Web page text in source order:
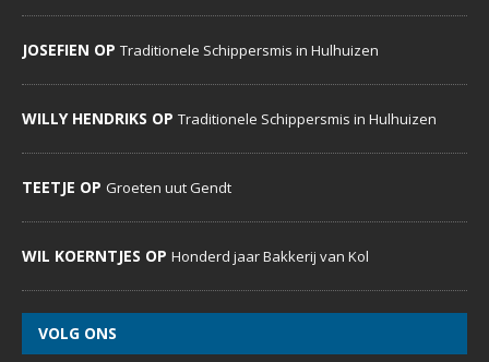
JOSEFIEN OP Traditionele Schippersmis in Hulhuizen
WILLY HENDRIKS OP Traditionele Schippersmis in Hulhuizen
TEETJE OP Groeten uut Gendt
WIL KOERNTJES OP Honderd jaar Bakkerij van Kol
VOLG ONS